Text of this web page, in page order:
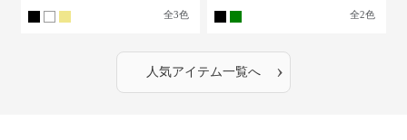
全3色 全2色
人気アイテム一覧へ ›